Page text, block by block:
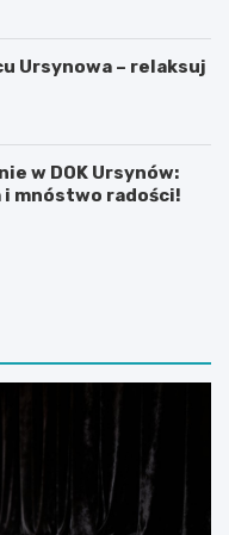
Ursynowa – relaksuj
w DOK Ursynów:
mnóstwo radości!